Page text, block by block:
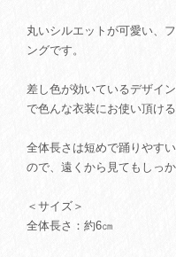
丸いシルエットが可愛い、
ングです。
差し色が効いているデザイ
で色んな衣装にお使い頂ける
全体長さは短めで踊りやす
ので、遠くから見てもしっ
＜サイズ＞
全体長さ：約6㎝